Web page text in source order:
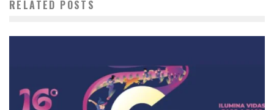
RELATED POSTS